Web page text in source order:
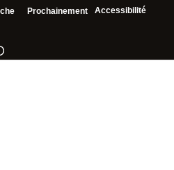
Accessibilité
Prochainement